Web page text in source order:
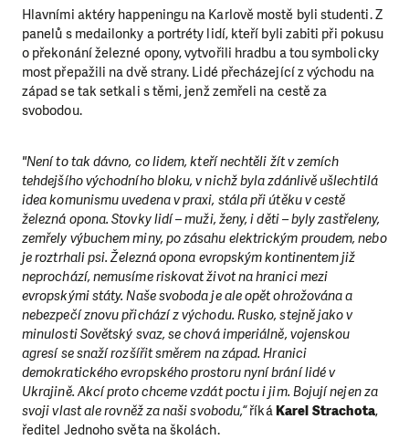
Hlavními aktéry happeningu na Karlově mostě byli studenti. Z
panelů s medailonky a portréty lidí, kteří byli zabiti při pokusu
o překonání železné opony, vytvořili hradbu a tou symbolicky
most přepažili na dvě strany. Lidé přecházející z východu na
západ se tak setkali s těmi, jenž zemřeli na cestě za
svobodou.
"Není to tak dávno, co lidem, kteří nechtěli žít v zemích
tehdejšího východního bloku, v nichž byla zdánlivě ušlechtilá
idea komunismu uvedena v praxi, stála při útěku v cestě
železná opona. Stovky lidí – muži, ženy, i děti – byly zastřeleny,
zemřely výbuchem miny, po zásahu elektrickým proudem, nebo
je roztrhali psi. Železná opona evropským kontinentem již
neprochází, nemusíme riskovat život na hranici mezi
evropskými státy. Naše svoboda je ale opět ohrožována a
nebezpečí znovu přichází z východu. Rusko, stejně jako v
minulosti Sovětský svaz, se chová imperiálně, vojenskou
agresí se snaží rozšířit směrem na západ. Hranici
demokratického evropského prostoru nyní brání lidé v
Ukrajině. Akcí proto chceme vzdát poctu i jim. Bojují nejen za
svoji vlast ale rovněž za naši svobodu,“říkáKarel Strachota,
ředitel Jednoho světa na školách.